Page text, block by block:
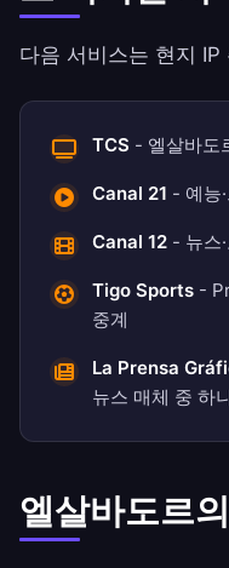
다음 서비스는 현지
TCS - 엘살바도
Canal 21 - 예능
Canal 12 - 뉴스
Tigo Sports -
중계
La Prensa
뉴스 매체 중 하
엘살바도르